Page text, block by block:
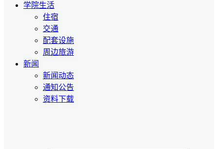
学院生活
住宿
交通
配套设施
周边旅游
新闻
新闻动态
通知公告
资料下载